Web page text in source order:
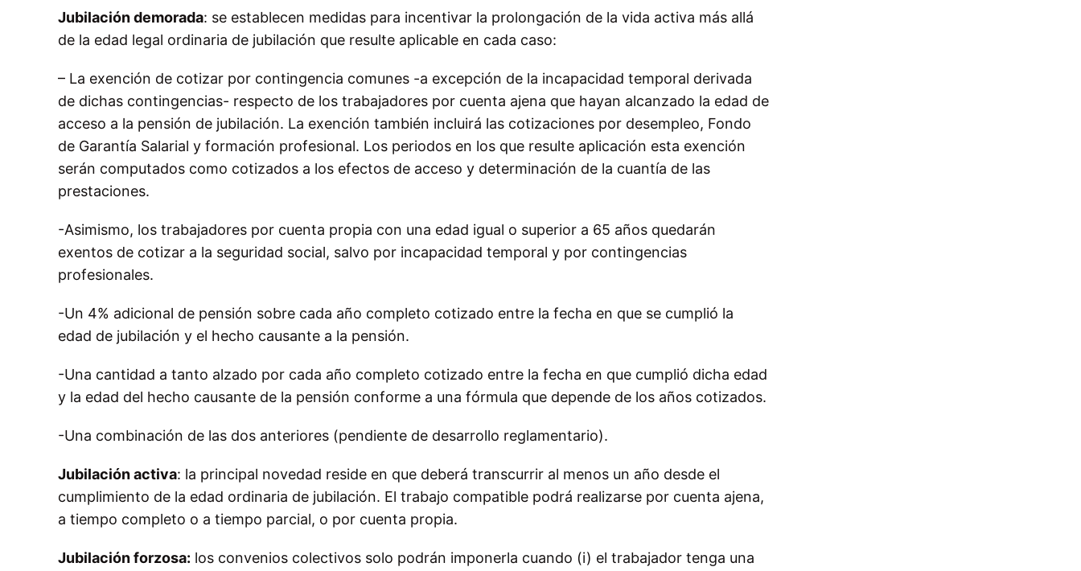
Jubilación demorada: se establecen medidas para incentivar la prolongación de la vida activa más allá
de la edad legal ordinaria de jubilación que resulte aplicable en cada caso:
– La exención de cotizar por contingencia comunes -a excepción de la incapacidad temporal derivada
de dichas contingencias- respecto de los trabajadores por cuenta ajena que hayan alcanzado la edad de
acceso a la pensión de jubilación. La exención también incluirá las cotizaciones por desempleo, Fondo
de Garantía Salarial y formación profesional. Los periodos en los que resulte aplicación esta exención
serán computados como cotizados a los efectos de acceso y determinación de la cuantía de las
prestaciones.
-Asimismo, los trabajadores por cuenta propia con una edad igual o superior a 65 años quedarán
exentos de cotizar a la seguridad social, salvo por incapacidad temporal y por contingencias
profesionales.
-Un 4% adicional de pensión sobre cada año completo cotizado entre la fecha en que se cumplió la
edad de jubilación y el hecho causante a la pensión.
-Una cantidad a tanto alzado por cada año completo cotizado entre la fecha en que cumplió dicha edad
y la edad del hecho causante de la pensión conforme a una fórmula que depende de los años cotizados.
-Una combinación de las dos anteriores (pendiente de desarrollo reglamentario).
Jubilación activa: la principal novedad reside en que deberá transcurrir al menos un año desde el
cumplimiento de la edad ordinaria de jubilación. El trabajo compatible podrá realizarse por cuenta ajena,
a tiempo completo o a tiempo parcial, o por cuenta propia.
Jubilación forzosa: los convenios colectivos solo podrán imponerla cuando (i) el trabajador tenga una